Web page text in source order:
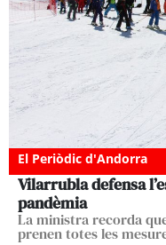
El Periòdic d'Andorra
Vilarrubla defensa
pandèmia
La ministra recorda
prenen totes les